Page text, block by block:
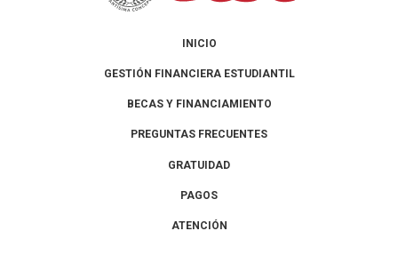
INICIO
GESTIÓN FINANCIERA ESTUDIANTIL
BECAS Y FINANCIAMIENTO
PREGUNTAS FRECUENTES
GRATUIDAD
PAGOS
ATENCIÓN